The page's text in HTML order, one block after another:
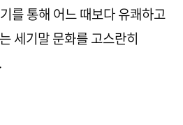
를 통해 어느 때보다 유쾌하고
세기말 문화를 고스란히